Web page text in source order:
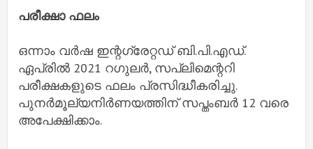
പരീക്ഷാ ഫലം
ഒന്നാം വര്‍ഷ ഇന്റഗ്രേറ്റഡ് ബി.പി.എഡ്.
ഏപ്രില്‍ 2021 റഗുലര്‍, സപ്ലിമെന്ററി
പരീക്ഷകളുടെ ഫലം പ്രസിദ്ധീകരിച്ചു.
പുനര്‍മൂല്യനിര്‍ണയത്തിന് സപ്തംബര്‍ 12 വരെ
അപേക്ഷിക്കാം.